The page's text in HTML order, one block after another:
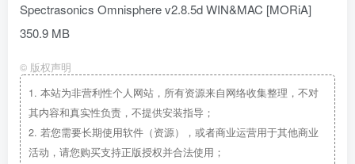
Spectrasonics Omnisphere v2.8.5d WIN&MAC [MORiA]
350.9 MB
© 版权声明
1. 本站为非营利性个人网站，所有资源来自网络收集整理，不对
其内容和真实性负责，不提供安装指导；
2. 若您需要长期使用软件（资源），或者商业运营用于其他商业
活动，请您购买支持正版授权并合法使用；